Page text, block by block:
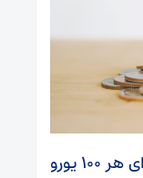
بر این اساس، در لتونی زنان به ازای هر ۱۰۰ یورو